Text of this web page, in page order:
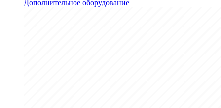
Дополнительное оборудование